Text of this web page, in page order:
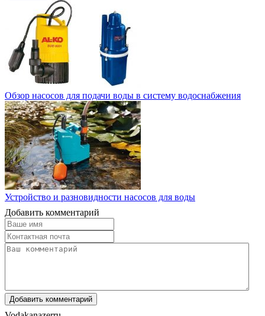
Обзор насосов для подачи воды в систему водоснабжения
Устройство и разновидности насосов для воды
Добавить комментарий